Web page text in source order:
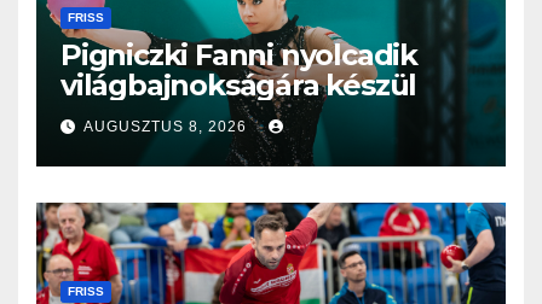
FRISS
Pigniczki Fanni nyolcadik
világbajnokságára készül
AUGUSZTUS 8, 2026
FRISS